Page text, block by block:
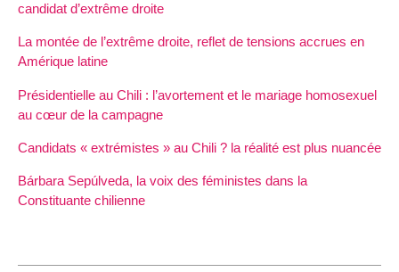
candidat d’extrême droite
La montée de l’extrême droite, reflet de tensions accrues en
Amérique latine
Présidentielle au Chili : l’avortement et le mariage homosexuel
au cœur de la campagne
Candidats « extrémistes » au Chili ? la réalité est plus nuancée
Bárbara Sepúlveda, la voix des féministes dans la
Constituante chilienne